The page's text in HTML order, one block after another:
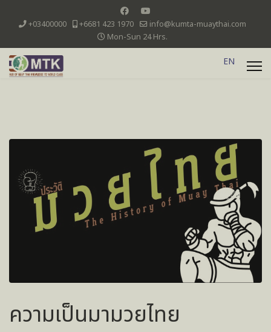
+03400000 +6681 423 1970
info@kumta-muaythai.com
Mon-Sun 24 Hrs.
EN
ความเป็นมามวยไทย